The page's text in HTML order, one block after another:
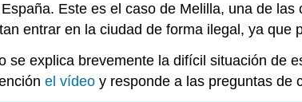
Este es el caso de Melilla, una de
entrar en la ciudad de forma ilegal, ya
se explica brevemente la difícil situación de
el vídeo y responde a las preguntas de